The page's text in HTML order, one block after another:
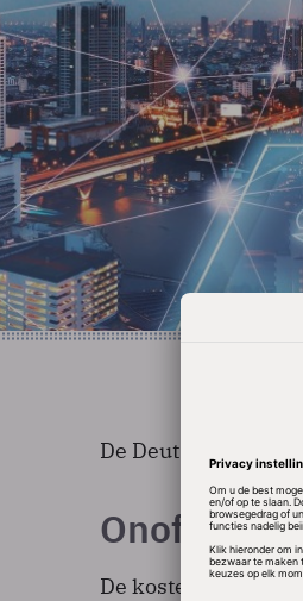
De Deutsche Bank-
De kosten van